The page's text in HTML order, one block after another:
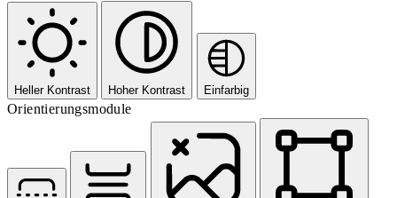
Heller Kontrast Hoher Kontrast Einfarbig
Orientierungsmodule